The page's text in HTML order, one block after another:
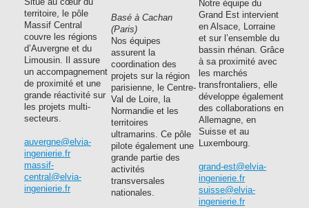
Situé au cœur du
territoire, le pôle
Massif Central
couvre les régions
d’Auvergne et du
Limousin. Il assure
un accompagnement
de proximité et une
grande réactivité sur
les projets multi-
secteurs.
auvergne@elvia-
ingenierie.fr
massif-
central@elvia-
ingenierie.fr
Basé à Cachan
(Paris)
Nos équipes
assurent la
coordination des
projets sur la région
parisienne, le Centre-
Val de Loire, la
Normandie et les
territoires
ultramarins. Ce pôle
pilote également une
grande partie des
activités
transversales
nationales.
Notre équipe du
Grand Est intervient
en Alsace, Lorraine
et sur l’ensemble du
bassin rhénan. Grâce
à sa proximité avec
les marchés
transfrontaliers, elle
développe également
des collaborations en
Allemagne, en
Suisse et au
Luxembourg.
grand-est@elvia-
ingenierie.fr
suisse@elvia-
ingenierie.fr